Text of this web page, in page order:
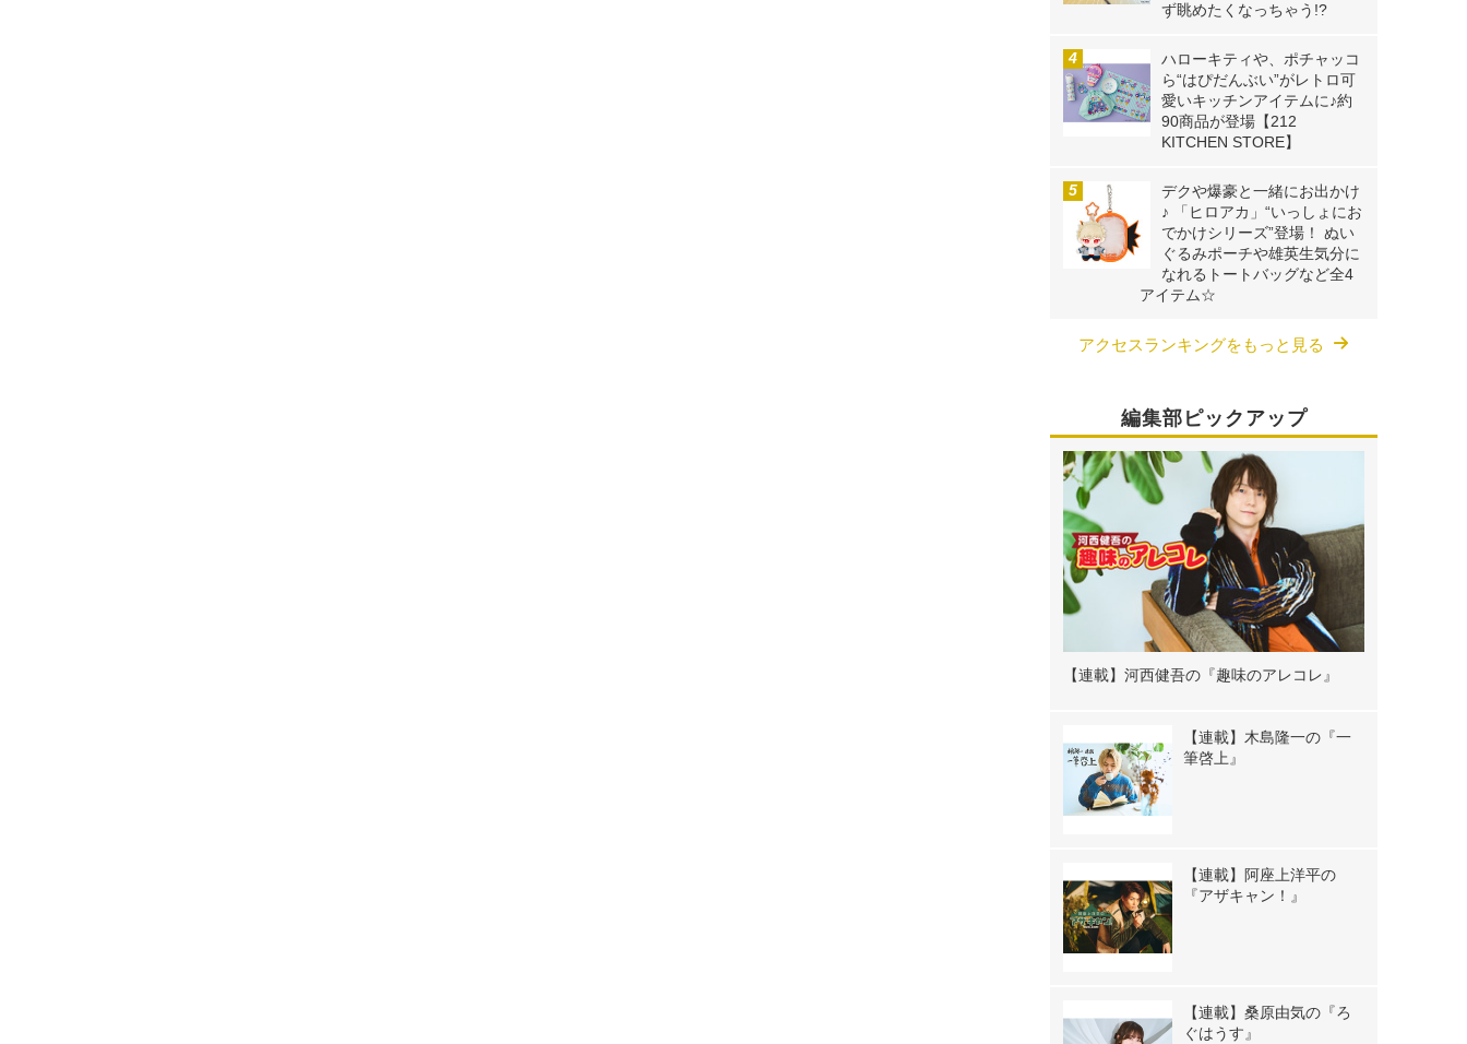
ず眺めたくなっちゃう!?
ハローキティや、ポチャッコ
ら“はぴだんぶい”がレトロ可
愛いキッチンアイテムに♪約
90商品が登場【212
KITCHEN STORE】
デクや爆豪と一緒にお出かけ
♪ 「ヒロアカ」“いっしょにお
でかけシリーズ”登場！ ぬい
ぐるみポーチや雄英生気分に
なれるトートバッグなど全4
アイテム☆
アクセスランキングをもっと見る
編集部ピックアップ
【連載】河西健吾の『趣味のアレコレ』
【連載】木島隆一の『一
筆啓上』
【連載】阿座上洋平の
『アザキャン！』
【連載】桑原由気の『ろ
ぐはうす』